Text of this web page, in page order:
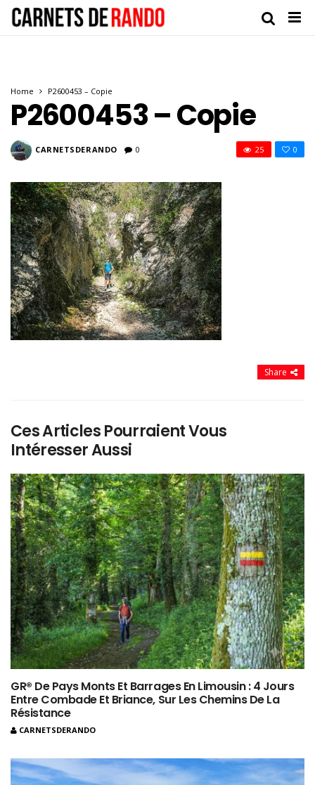
Home P2600453 – Copie
P2600453 – Copie
CARNETSDERANDO 0 0
25
Share
Ces Articles Pourraient Vous
Intéresser Aussi
GR® De Pays Monts Et Barrages En Limousin : 4 Jours
Entre Combade Et Briance, Sur Les Chemins De La
Résistance
CARNETSDERANDO